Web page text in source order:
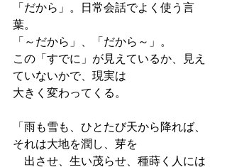
「だから」。日常会話でよく使う言
葉。
「～だから」、「だから～」。
この「すでに」が見えているか、見え
ていないかで、現実は
大きく変わってくる。
「雨も雪も、ひとたび天から降れば、
それは大地を潤し、芽を
出させ、生い茂らせ、種蒔く人には